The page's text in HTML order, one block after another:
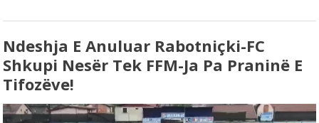
Ndeshja E Anuluar Rabotniçki-FC
Shkupi Nesër Tek FFM-Ja Pa Praninë E
Tifozëve!